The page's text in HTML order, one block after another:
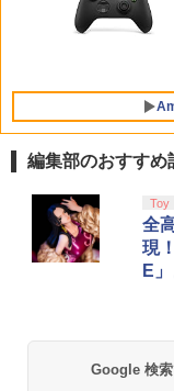
編集部のおすすめ
Toy
全
現
E
Google 検索